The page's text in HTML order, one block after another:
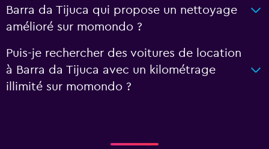
Barra da Tijuca qui propose un nettoyage
amélioré sur momondo ?
Puis-je rechercher des voitures de location
à Barra da Tijuca avec un kilométrage
illimité sur momondo ?